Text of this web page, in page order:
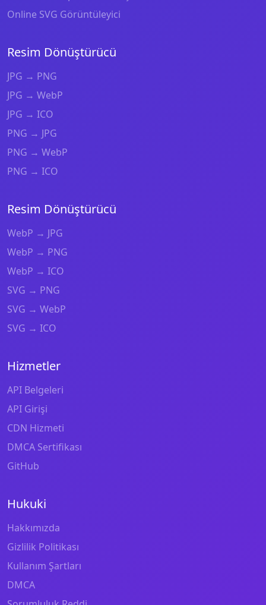
Online SVG Görüntüleyici
Resim Dönüştürücü
JPG → PNG
JPG → WebP
JPG → ICO
PNG → JPG
PNG → WebP
PNG → ICO
Resim Dönüştürücü
WebP → JPG
WebP → PNG
WebP → ICO
SVG → PNG
SVG → WebP
SVG → ICO
Hizmetler
API Belgeleri
API Girişi
CDN Hizmeti
DMCA Sertifikası
GitHub
Hukuki
Hakkımızda
Gizlilik Politikası
Kullanım Şartları
DMCA